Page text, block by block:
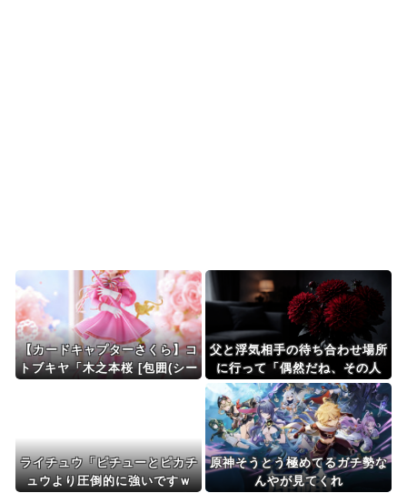
Powered by livedoor 相互RSS
【カードキャプターさくら】コ
トブキヤ「木之本桜 [包囲(シー
父と浮気相手の待ち合わせ場所
に行って「偶然だね、その人
誰？」と知らないふりをして寿
司屋で時間を稼いだ。そして…
ライチュウ「ピチューとピカチ
ュウより圧倒的に強いですｗ
原神そうとう極めてるガチ勢な
んやが見てくれ